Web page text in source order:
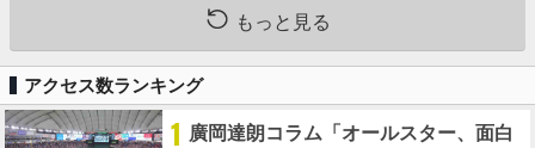
もっと見る
アクセス数ランキング
1 廣岡達朗コラム「オールスター、面白